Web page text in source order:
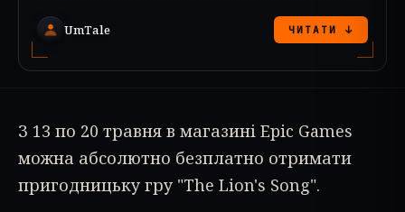
UmTale ЧИТАТИ ↓
З 13 по 20 травня в магазині Epic Games
можна абсолютно безплатно отримати
пригодницьку гру "The Lion's Song".